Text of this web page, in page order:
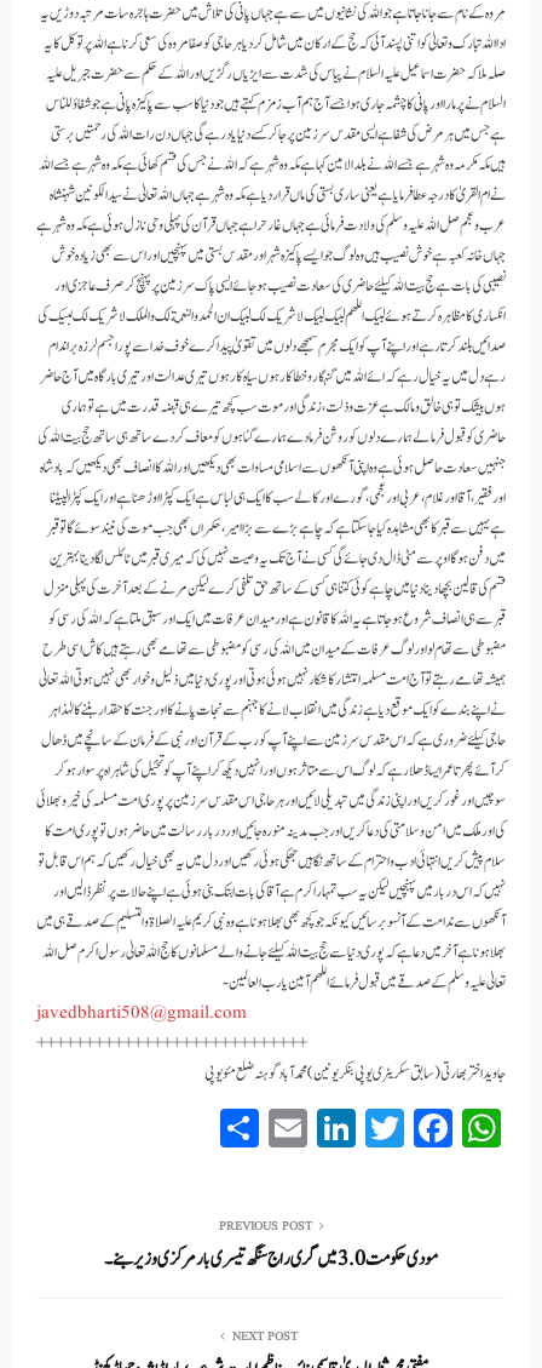
مروہ کے نام سے جانا جاتا ہے جو اللہ کی نشانیوں میں سے ہے جہاں پانی کی تلاش میں حضرت ہاجرہ سات مرتبہ دوڑیں یہ
ادا اللہ تبارک و تعالیٰ کو اتنی پسند آئی کہ حج کے ارکان میں شامل کردیا ہر حاجی کو صفا مروہ کی سعی کرنا ہے اللہ پر توکل کا یہ
صلہ ملا کہ حضرت اسماعیل علیہ السلام نے پیاس کی شدت سے ایڑیاں رگڑیں اور اللہ کے حکم سے حضرت جبریل علیہ
السلام نے پر مارا اور پانی کا چشمہ جاری ہوا جسے آج ہم آب زمزم کہتے ہیں جو دنیا کا سب سے پاکیزہ پانی ہے جو شفاؤللناس
ہے جس میں ہر مرض کی شفا ہے ایسی مقدس سرزمین پر جاکر کسے دنیا یاد رہے گی جہاں دن رات اللہ کی رحمتیں برستی
ہیں مکہ مکرمہ وہ شہر ہے جسے اللہ نے بلدالامین کہا ہے مکہ وہ شہر ہے کہ اللہ نے جس کی قسم کھائی ہے مکہ وہ شہر ہے جسے اللہ
نے ام القریٰ کا درجہ عطا فرمایا ہے یعنی ساری بستی کی ماں قرار دیا ہے مکہ وہ شہر ہے جہاں اللہ تعالیٰ نے سید الکونین شہنشاہ
عرب وعجم صل اللہ علیہ وسلم کی ولادت فرمائی ہے جہاں غارحرا ہے جہاں قرآن کی پہلی وحی نازل ہوئی ہے مکہ وہ شہر ہے
جہاں خانہ کعبہ ہے خوش نصیب ہیں وہ لوگ جو ایسے پاکیزہ شہر اور مقدس بستی میں پہنچیں اور اس سے بھی زیادہ خوش
نصیبی کی بات ہے حج بیت اللہ کیلئے حاضری کی سعادت نصیب ہوجائے ایسی پاک سرزمین پر پہنچ کر صرف عاجزی اور
انکساری کا مظاہرہ کرتے ہوئے لبىك اللھم لبیك لبىك لاشریک لك لبىك ان الحمد والنعمة لك والملك لا شريك لك لبيك کی
صدائیں بلند کرتا رہے اور اپنے آپ کو ایک مجرم سمجھے دلوں میں تقویٰ پیدا کرے خوف خدا سے پورا جسم لرزہ براندام
رہے دل میں یہ خیال رہے کہ ائے اللہ میں گنہگار و خطاکار ہوں سیاہ کارہوں تیری عدالت اور تیری بارگاہ میں آج حاضر
ہوں بیشک توہی خالق ومالک ہے عزت و ذلت، زندگی اور موت سب کچھ تیرے ہی قبضہ قدرت میں ہے تو ہماری
حاضری کو قبول فرمالے ہمارے دلوں کو روشن فرمادے ہمارے گناہوں کو معاف کردے ساتھ ہی ساتھ حج بیت اللہ کی
جنہیں سعادت حاصل ہوئی ہے وہ اپنی آنکھوں سے اسلامی مساوات بھی دیکھیں اور اللہ کا انصاف بھی دیکھیں کہ بادشاہ
اور فقیر، آقا اور غلام، عربی اور عجمی، گورے اور کالے سب کا ایک ہی لباس ہے ایک کپڑا اوڑھنا ہے اور ایک کپڑا لپیٹنا
ہے یہیں سے قبر کا بھی مشاہدہ کیا جاسکتا ہے کہ چاہے بڑے سے بڑا امیر، حکمراں بھی جب موت کی نیند سوئے گا تو قبر
میں دفن ہوگا اوپر سے مٹی ڈال دی جائے گی کسی نے آج تک یہ وصیت نہیں کی کہ میری قبر میں ٹائلس لگا دینا بہترین
قسم کی قالین بچھا دینا دنیا میں چاہے کوئی کتنا ہی کسی کے ساتھ حق تلفی کرے لیکن مرنے کے بعد آخرت کی پہلی منزل
قبر سے ہی انصاف شروع ہوجاتا ہے یہ اللہ کا قانون ہے اور میدان عرفات میں ایک اور سبق ملتا ہے کہ اللہ کی رسی کو
مضبوطی سے تھام لو اور لوگ عرفات کے میدان میں اللہ کی رسی کو مضبوطی سے تھامے بھی رہتے ہیں کاش اسی طرح
ہمیشہ تھامے رہتے تو آج امت مسلمہ انتشار کا شکار نہیں ہوئی ہوتی اور پوری دنیا میں ذلیل و خوار بھی نہیں ہوتی اللہ تعالیٰ
نے اپنے بندے کو ایک موقع دیا ہے زندگی میں انقلاب لانے کا جہنم سے نجات پانے کا اور جنت کا حقدار بننے کا لہٰذا ہر
حاجی کیلئے ضروری ہے کہ اس مقدس سرزمین سے اپنے آپ کو رب کے قرآن اور نبی کے فرمان کے سانچے میں ڈھال
کر آئے پھر تا عمر ایسا ڈھلا رہے کہ لوگ اس سے متاثر ہوں اور انہیں دیکھ کر اپنے آپ کو تخیُل کی شاہراہ پر سوار ہو کر
سوچیں اور غور کریں اور اپنی زندگی میں تبدیلی لائیں اور ہر حاجی اس مقدس سرزمین پر پوری امت مسلمہ کی خیر و بھلائی
کی اور ملک میں امن و سلامتی کی دعا کریں اور جب مدینہ منورہ جائیں اور دربار رسالت میں حاضر ہوں تو پوری امت کا
سلام پیش کریں انتہائی ادب و احترام کے ساتھ نگاہیں جھکی ہوئی رکھیں اور دل میں یہ بھی خیال رکھیں کہ ہم اس قابل تو
نہیں کہ اس دربار میں پہنچیں لیکن یہ سب تمہارا کرم ہے آقا کی بات ابتک بنی ہوئی ہے اپنے حالات پر نظر ڈالیں اور
آنکھوں سے ندامت کے آنسو برسائیں کیونکہ جو کچھ بھی بھلا ہونا ہے وہ نبی کریم علیہ الصلاۃ والتسليم کے صدقے ہی میں
بھلا ہونا ہے آخر میں دعا ہے کہ پوری دنیا سے حج بیت اللہ کیلئے جانے والے مسلمانوں کا حج اللہ تعالیٰ رسول اکرم صل اللہ
تعالیٰ علیہ وسلم کے صدقے میں قبول فرمائے اللھم آمین یا رب العالمین-
javedbharti508@gmail.com
++++++++++++++++++++++++++++
جاوید اختر بھارتی ( سابق سکریٹری یو پی بنکر یونین) محمدآباد گوہنہ ضلع مئو یو پی
W
ha
A
pp
Fa
ce
ok
T
wi
r
Li
nk
In
E
m
PREVIOUS POST
مودی حکومت 3.0 میں گری راج سنگھ تیسری بار مرکزی وزیر بنے۔
NEXT POST